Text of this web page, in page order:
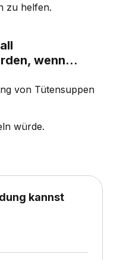
zu helfen.
wenn...
von Tütensuppen
würde.
kannst